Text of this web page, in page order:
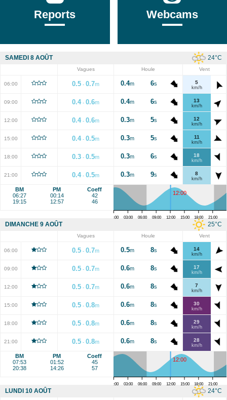
Reports Webcams
24°C
SAMEDI 8 AOÛT
Vagues Houle Vent
06:00 0.5 -0.7m 0.4m 6s 5
km/h
09:00 0.4-0.6m 0.4m 6s 13
km/h
12:00 0.4-0.6m 0.3m 5s 12
km/h
15:00 0.4-0.5m 0.3m 5s 11
km/h
18:00 0.3 -0.5m 0.3m 6s 18
km/h
21:00 0.4-0.5m 0.3m 9s 8
km/h
BM
06:27
19:15
PM
00:14
12:57
Coeff
42
46
12:00
00:00 03:00 06:00 09:00 12:00 15:00 18:00 21:00
25°C
DIMANCHE 9 AOÛT
Vagues Houle Vent
06:00 0.5 -0.7m 0.5m 8s 14
km/h
09:00 0.5 -0.7m 0.6m 8s 17
km/h
12:00 0.5 -0.7m 0.6m 8s 7
km/h
15:00 0.5 -0.8m 0.6m 8s 30
km/h
18:00 0.5 -0.8m 0.6m 8s 29
km/h
21:00 0.5 -0.8m 0.6m 8s 28
km/h
BM
07:53
20:38
PM
01:52
14:26
Coeff
45
57
12:00
00:00 03:00 06:00 09:00 12:00 15:00 18:00 21:00
24°C
LUNDI 10 AOÛT